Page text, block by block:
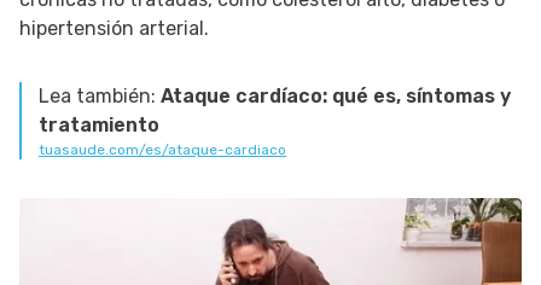
hipertensión arterial.
Lea también: Ataque cardíaco: qué es, síntomas y
tratamiento
tuasaude.com/es/ataque-cardiaco